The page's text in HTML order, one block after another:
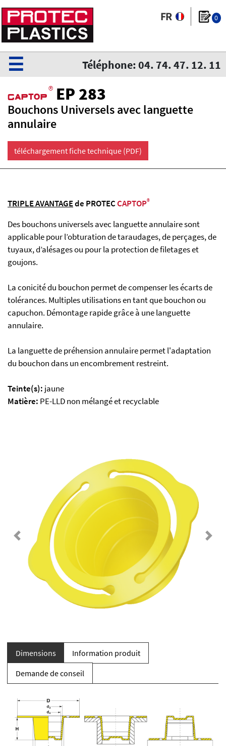
0
Téléphone: 04. 74. 47. 12. 11
☰
CaPtoP ® EP 283
Bouchons Universels avec languette
annulaire
téléchargement fiche technique (PDF)
TRIPLE AVANTAGEde PROTECCAPTOP®
Des bouchons universels avec languette annulaire sont
applicable pour l’obturation de taraudages, de perçages, de
tuyaux, d’alésages ou pour la protection de filetages et
goujons.
La conicité du bouchon permet de compenser les écarts de
tolérances. Multiples utilisations en tant que bouchon ou
capuchon. Démontage rapide grâce à une languette
annulaire.
La languette de préhension annulaire permet l'adaptation
du bouchon dans un encombrement restreint.
Teinte(s): jaune
Matière: PE-LLD non mélangé et recyclable
Previous Next
Dimensions
Information produit
Demande de conseil